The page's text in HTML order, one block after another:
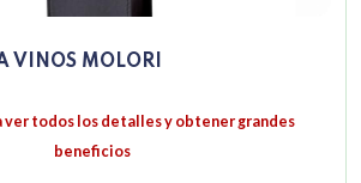
VINOS MOLORI
ver todos los detalles y obtener grandes
beneficios